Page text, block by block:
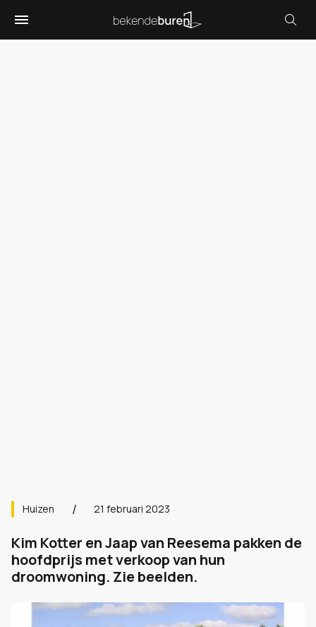
Huizen 21 februari 2023
Kim Kotter en Jaap van Reesema pakken de
hoofdprijs met verkoop van hun
droomwoning. Zie beelden.